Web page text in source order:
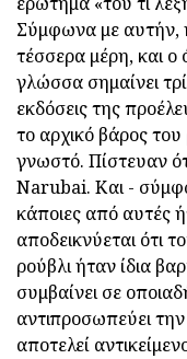
Σύμφωνα με αυτήν,
τέσσερα μέρη, και ο
γλώσσα σημαίνει
εκδόσεις της
το αρχικό βάρος του
γνωστό. Πίστευαν
Narubai. Και -
κάποιες από αυτές
αποδεικνύεται ότι
ρούβλι ήταν ίδια
συμβαίνει σε
αντιπροσωπεύει
αποτελεί